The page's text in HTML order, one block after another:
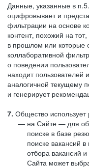
Данные, указанные в
оцифровывает и
фильтрации на основе
контент, похожий на
в прошлом или которые
коллаборативной
о поведении
находит пользователей
аналогичной текущему
и генерирует
7. Общество использует
на Сайте — для
поиске в базе
поиске вакансий
отбора вакансий
Сайта может